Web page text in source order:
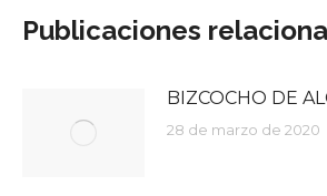
Publicaciones
BIZCOCHO DE
28 de marzo de 2020